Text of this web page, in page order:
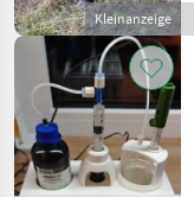
Kleinanzeige